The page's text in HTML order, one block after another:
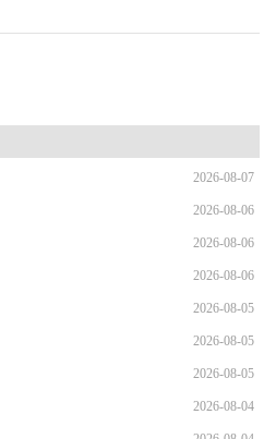
2026-08-07
2026-08-06
2026-08-06
2026-08-06
2026-08-05
2026-08-05
2026-08-05
2026-08-04